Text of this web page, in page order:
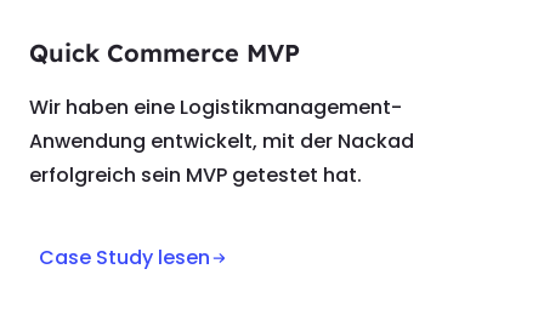
Quick Commerce MVP
Wir haben eine Logistikmanagement-
Anwendung entwickelt, mit der Nackad
erfolgreich sein MVP getestet hat.
Case Study lesen